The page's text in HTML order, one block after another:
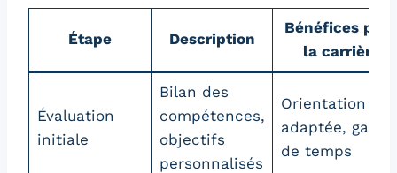
Étape Description
Bénéfices pour
la carrière
Évaluation
initiale
Bilan des
compétences,
objectifs
personnalisés
Orientation
adaptée, gain
de temps